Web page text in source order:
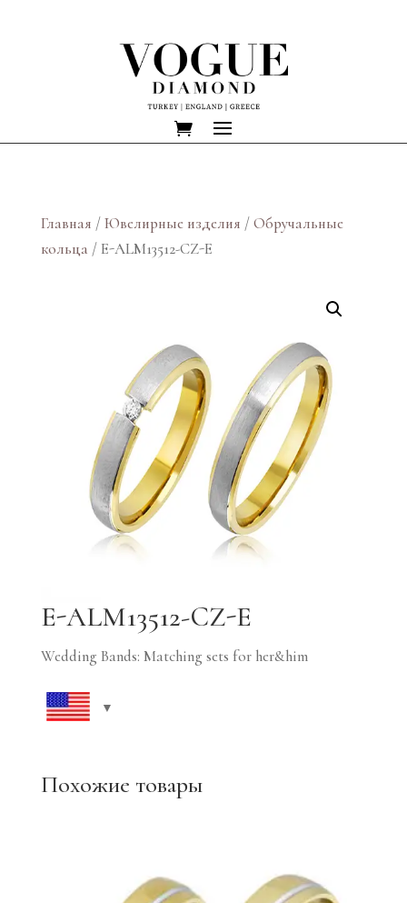
Главная /Ювелирные изделия /Обручальные
кольца / E-ALM13512-CZ-E
E-ALM13512-CZ-E
Wedding Bands: Matching sets for her&him
Похожие товары